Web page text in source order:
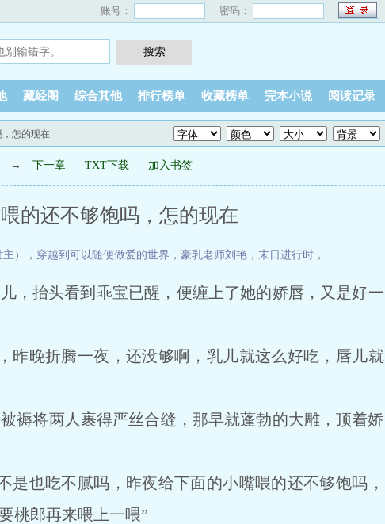
账号： 密码：
藏经阁 综合其他 排行榜单 收藏榜单 完本小说 阅读记录
怎的现在
→ 下一章 TXT下载 加入书签
的还不够饱吗，怎的现在
） ， 穿越到可以随便做爱的世界 ， 豪乳老师刘艳 ， 末日进行时 ，
，抬头看到乖宝已醒，便缠上了她的娇唇，又是好一
晚折腾一夜，还没够啊，乳儿就这么好吃，唇儿就
将两人裹得严丝合缝，那早就蓬勃的大雕，顶着娇
也吃不腻吗，昨夜给下面的小嘴喂的还不够饱吗，
桃郎再来喂上一喂”